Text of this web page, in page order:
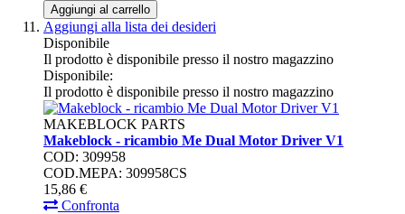
Aggiungi al carrello
Aggiungi alla lista dei desideri
Disponibile
Il prodotto è disponibile presso il nostro magazzino
Disponibile:
Il prodotto è disponibile presso il nostro magazzino
MAKEBLOCK PARTS
Makeblock - ricambio Me Dual Motor Driver V1
COD: 309958
COD.MEPA: 309958CS
15,86 €
Confronta